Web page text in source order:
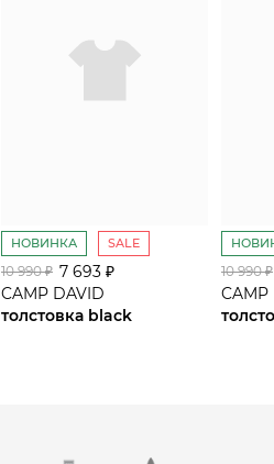
НОВИНКА SALE
10 990 ₽ 7 693 ₽
CAMP DAVID
толстовка black
10 990 ₽
CAMP